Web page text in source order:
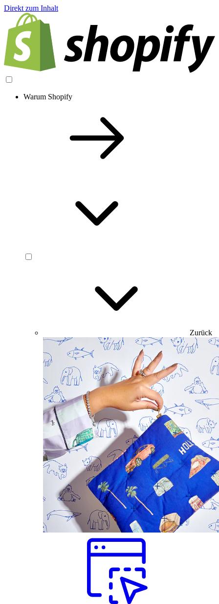
Direkt zum Inhalt
Warum Shopify
Zurück